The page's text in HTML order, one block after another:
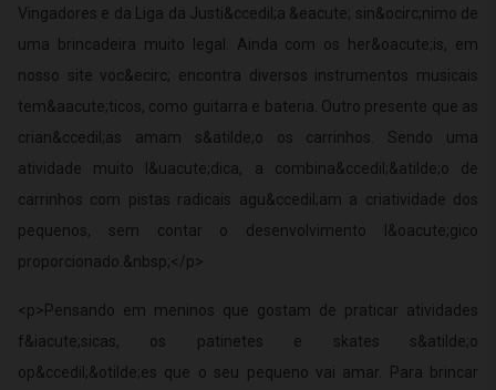
Vingadores e da Liga da Justi&ccedil;a &eacute; sin&ocirc;nimo de
uma brincadeira muito legal. Ainda com os her&oacute;is, em
nosso site voc&ecirc; encontra diversos instrumentos musicais
tem&aacute;ticos, como guitarra e bateria. Outro presente que as
crian&ccedil;as amam s&atilde;o os carrinhos. Sendo uma
atividade muito l&uacute;dica, a combina&ccedil;&atilde;o de
carrinhos com pistas radicais agu&ccedil;am a criatividade dos
pequenos, sem contar o desenvolvimento l&oacute;gico
proporcionado.&nbsp;</p>
<p>Pensando em meninos que gostam de praticar atividades
f&iacute;sicas, os patinetes e skates s&atilde;o
op&ccedil;&otilde;es que o seu pequeno vai amar. Para brincar